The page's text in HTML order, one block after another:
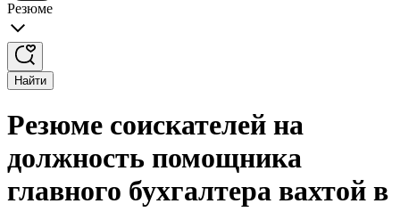
Резюме
Найти
Резюме соискателей на
должность помощника
главного бухгалтера вахтой в